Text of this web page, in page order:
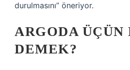
durulmasını” öneriyor.
ARGODA
DEMEK?